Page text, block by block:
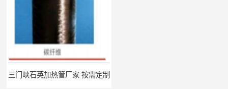
三门峡石英加热管厂家 按需定制